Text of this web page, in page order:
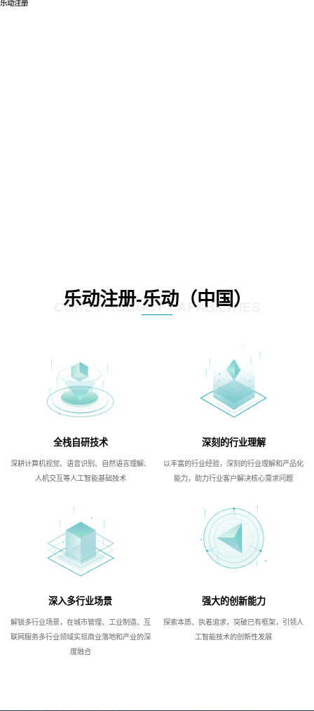
乐动注册
乐动注册-乐动（中国）
CORE PRODUCT CAPABILITIES
全栈自研技术
深耕计算机视觉、语音识别、自然语言理解、
人机交互等人工智能基础技术
深刻的行业理解
以丰富的行业经验，深刻的行业理解和产品化
能力，助力行业客户解决核心需求问题
深入多行业场景
解锁多行业场景，在城市管理、工业制造、互
联网服务多行业领域实现商业落地和产业的深
度融合
强大的创新能力
探索本质、执着追求，突破已有框架，引领人
工智能技术的创新性发展